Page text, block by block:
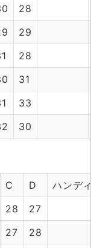
28
29
28
31
33
30
C D
ハンデ
28
27
27
28